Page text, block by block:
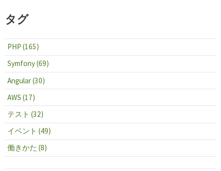
タグ
PHP (165)
Symfony (69)
Angular (30)
AWS (17)
テスト (32)
イベント (49)
働きかた (8)